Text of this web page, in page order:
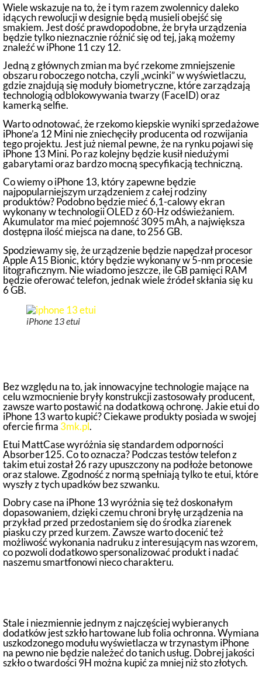
Wiele wskazuje na to, że i tym razem zwolennicy daleko
idących rewolucji w designie będą musieli obejść się
smakiem. Jest dość prawdopodobne, że bryła urządzenia
będzie tylko nieznacznie różnić się od tej, jaką możemy
znaleźć w iPhone 11 czy 12.
Jedną z głównych zmian ma być rzekome zmniejszenie
obszaru roboczego notcha, czyli „wcinki” w wyświetlaczu,
gdzie znajdują się moduły biometryczne, które zarządzają
technologią odblokowywania twarzy (FaceID) oraz
kamerką selfie.
Warto odnotować, że rzekomo kiepskie wyniki sprzedażowe
iPhone’a 12 Mini nie zniechęciły producenta od rozwijania
tego projektu. Jest już niemal pewne, że na rynku pojawi się
iPhone 13 Mini. Po raz kolejny będzie kusił niedużymi
gabarytami oraz bardzo mocną specyfikacją techniczną.
Co wiemy o iPhone 13, który zapewne będzie
najpopularniejszym urządzeniem z całej rodziny
produktów? Podobno będzie mieć 6,1-calowy ekran
wykonany w technologii OLED z 60-Hz odświeżaniem.
Akumulator ma mieć pojemność 3095 mAh, a największa
dostępna ilość miejsca na dane, to 256 GB.
Spodziewamy się, że urządzenie będzie napędzał procesor
Apple A15 Bionic, który będzie wykonany w 5-nm procesie
litograficznym. Nie wiadomo jeszcze, ile GB pamięci RAM
będzie oferować telefon, jednak wiele źródeł skłania się ku
6 GB.
iPhone 13 etui
Bez względu na to, jak innowacyjne technologie mające na
celu wzmocnienie bryły konstrukcji zastosowały producent,
zawsze warto postawić na dodatkową ochronę. Jakie etui do
iPhone 13 warto kupić? Ciekawe produkty posiada w swojej
ofercie firma 3mk.pl.
Etui MattCase wyróżnia się standardem odporności
Absorber125. Co to oznacza? Podczas testów telefon z
takim etui został 26 razy upuszczony na podłoże betonowe
oraz stalowe. Zgodność z normą spełniają tylko te etui, które
wyszły z tych upadków bez szwanku.
Dobry case na iPhone 13 wyróżnia się też doskonałym
dopasowaniem, dzięki czemu chroni bryłę urządzenia na
przykład przed przedostaniem się do środka ziarenek
piasku czy przed kurzem. Zawsze warto docenić też
możliwość wykonania nadruku z interesującym nas wzorem,
co pozwoli dodatkowo spersonalizować produkt i nadać
naszemu smartfonowi nieco charakteru.
Stale i niezmiennie jednym z najczęściej wybieranych
dodatków jest szkło hartowane lub folia ochronna. Wymiana
uszkodzonego modułu wyświetlacza w trzynastym iPhone
na pewno nie będzie należeć do tanich usług. Dobrej jakości
szkło o twardości 9H można kupić za mniej niż sto złotych.